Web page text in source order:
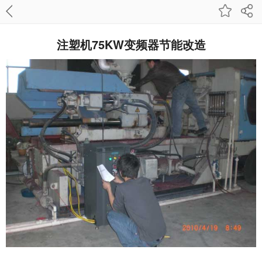
注塑机75KW变频器节能改造